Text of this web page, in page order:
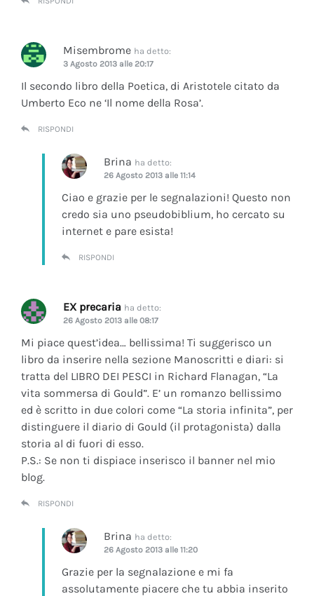
Misembrome ha detto:
3 Agosto 2013 alle 20:17
Il secondo libro della Poetica, di Aristotele citato da
Umberto Eco ne ‘Il nome della Rosa’.
RISPONDI
Brina ha detto:
26 Agosto 2013 alle 11:14
Ciao e grazie per le segnalazioni! Questo non
credo sia uno pseudobiblium, ho cercato su
internet e pare esista!
RISPONDI
EX precaria ha detto:
26 Agosto 2013 alle 08:17
Mi piace quest’idea… bellissima! Ti suggerisco un
libro da inserire nella sezione Manoscritti e diari: si
tratta del LIBRO DEI PESCI in Richard Flanagan, “La
vita sommersa di Gould”. E’ un romanzo bellissimo
ed è scritto in due colori come “La storia infinita”, per
distinguere il diario di Gould (il protagonista) dalla
storia al di fuori di esso.
P.S.: Se non ti dispiace inserisco il banner nel mio
blog.
RISPONDI
Brina ha detto:
26 Agosto 2013 alle 11:20
Grazie per la segnalazione e mi fa
assolutamente piacere che tu abbia inserito